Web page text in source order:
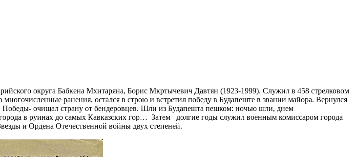
округа Бабкена Мхитаряна, Борис Мкртычевич Давтян (1923-1999). Служил в 458 стрелковом
ранения, остался в строю и встретил победу в Будапеште в звании майора. Вернулся
Победы- очищал страну от бендеровцев. Шли из Будапешта пешком: ночью шли, днем
города в руинах до самых Кавказских гор… Затем долгие годы служил военным комиссаром города
и Ордена Отечественной войны двух степеней.